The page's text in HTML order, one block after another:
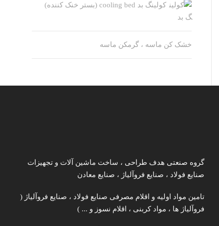
کولینگ بد cooling bed (بستر خنک کننده)
خشک کن ماسه ، گرمکن ماسه
گروه صنعتی هدف طراحی ، ساخت ماشین آلات و تجهیزات
صنایع فولاد ، صنایع فروآلیاژ ، صنایع معادن
تامین مواد اولیه و اقلام مصرفی صنایع فولاد ، صنایع فروآلیاژ (
فروآلیاژ ها ، مواد کربنی ، اقلام نسوز و ... )